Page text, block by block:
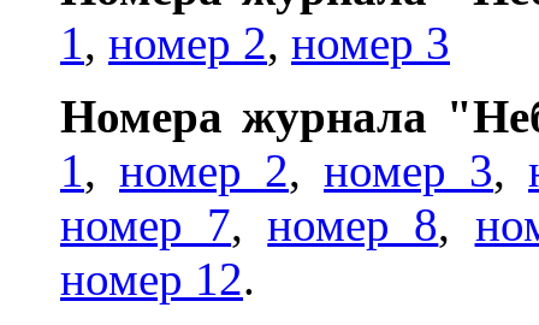
1, номер 2, номер 3
Номера журнала
1, номер 2, номер 3,
номер 7,номер 8,
номер 12.